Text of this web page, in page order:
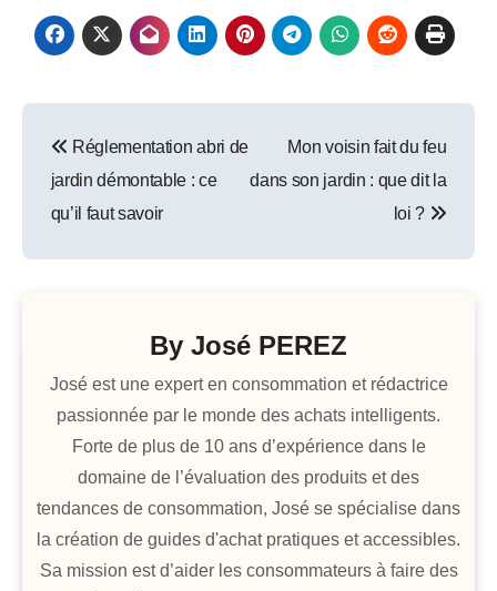
de
l’article
Réglementation abri de
jardin démontable : ce
qu’il faut savoir
Mon voisin fait du feu
dans son jardin : que dit la
loi ?
By José PEREZ
José est une expert en consommation et rédactrice
passionnée par le monde des achats intelligents.
Forte de plus de 10 ans d’expérience dans le
domaine de l’évaluation des produits et des
tendances de consommation, José se spécialise dans
la création de guides d'achat pratiques et accessibles.
Sa mission est d’aider les consommateurs à faire des